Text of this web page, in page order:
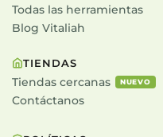
Todas las herramientas
Blog Vitaliah
TIENDAS
Tiendas cercanas
NUEVO
Contáctanos